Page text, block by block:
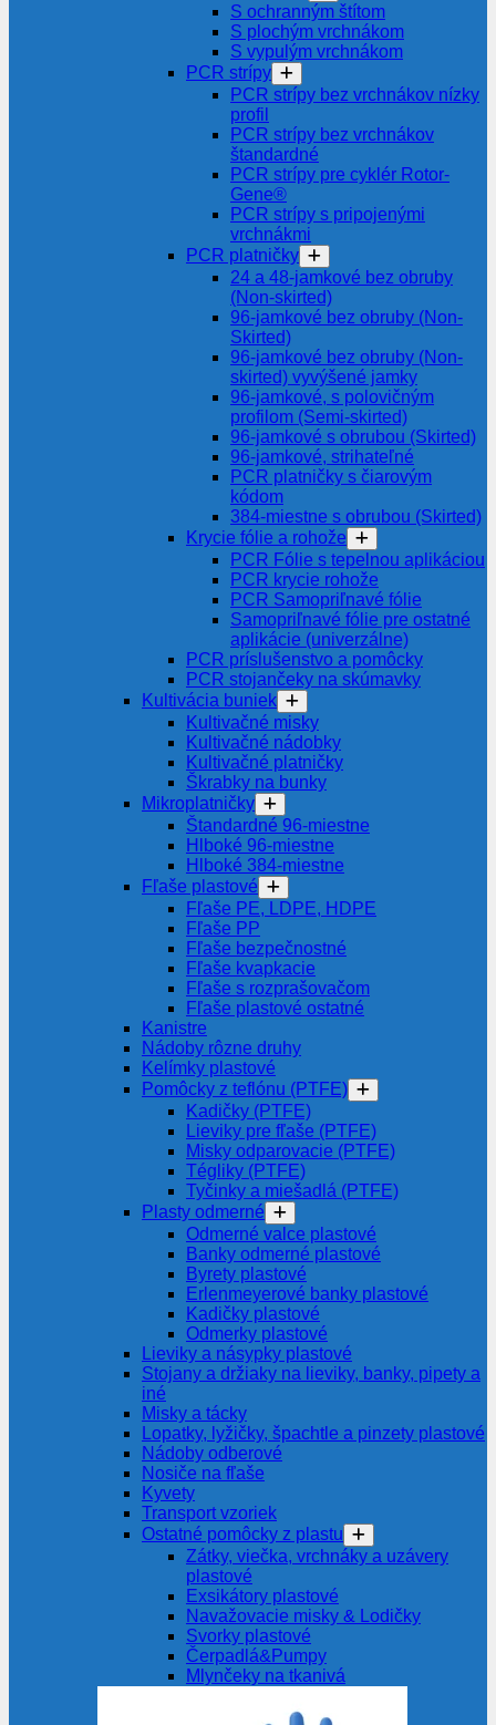
S ochranným štítom
S plochým vrchnákom
S vypulým vrchnákom
PCR strípy
PCR strípy bez vrchnákov nízky
profil
PCR strípy bez vrchnákov
štandardné
PCR strípy pre cyklér Rotor-
Gene®
PCR strípy s pripojenými
vrchnákmi
PCR platničky
24 a 48-jamkové bez obruby
(Non-skirted)
96-jamkové bez obruby (Non-
Skirted)
96-jamkové bez obruby (Non-
skirted) vyvýšené jamky
96-jamkové, s polovičným
profilom (Semi-skirted)
96-jamkové s obrubou (Skirted)
96-jamkové, strihateľné
PCR platničky s čiarovým
kódom
384-miestne s obrubou (Skirted)
Krycie fólie a rohože
PCR Fólie s tepelnou aplikáciou
PCR krycie rohože
PCR Samopriľnavé fólie
Samopriľnavé fólie pre ostatné
aplikácie (univerzálne)
PCR príslušenstvo a pomôcky
PCR stojančeky na skúmavky
Kultivácia buniek
Kultivačné misky
Kultivačné nádobky
Kultivačné platničky
Škrabky na bunky
Mikroplatničky
Štandardné 96-miestne
Hlboké 96-miestne
Hlboké 384-miestne
Fľaše plastové
Fľaše PE, LDPE, HDPE
Fľaše PP
Fľaše bezpečnostné
Fľaše kvapkacie
Fľaše s rozprašovačom
Fľaše plastové ostatné
Kanistre
Nádoby rôzne druhy
Kelímky plastové
Pomôcky z teflónu (PTFE)
Kadičky (PTFE)
Lieviky pre fľaše (PTFE)
Misky odparovacie (PTFE)
Tégliky (PTFE)
Tyčinky a miešadlá (PTFE)
Plasty odmerné
Odmerné valce plastové
Banky odmerné plastové
Byrety plastové
Erlenmeyerové banky plastové
Kadičky plastové
Odmerky plastové
Lieviky a násypky plastové
Stojany a držiaky na lieviky, banky, pipety a
iné
Misky a tácky
Lopatky, lyžičky, špachtle a pinzety plastové
Nádoby odberové
Nosiče na fľaše
Kyvety
Transport vzoriek
Ostatné pomôcky z plastu
Zátky, viečka, vrchnáky a uzávery
plastové
Exsikátory plastové
Navažovacie misky & Lodičky
Svorky plastové
Čerpadlá&Pumpy
Mlynčeky na tkanivá